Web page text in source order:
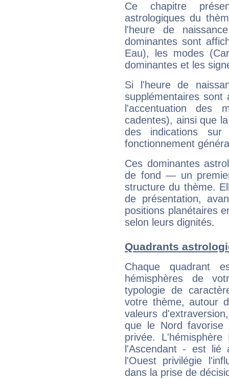
Ce chapitre
astrologiques du
l'heure de
dominantes sont
Eau), les modes
dominantes et les
Si l'heure de
supplémentaires sont
l'accentuation des
cadentes), ainsi que
des indications sur
fonctionnement
Ces dominantes
de fond — un
structure du thème.
de présentation,
positions planétaires
selon leurs dignités.
Quadrants
Chaque quadrant
hémisphères de
typologie de
votre thème, autour
valeurs
que le Nord favorise
privée.
l'Ascendant - est
l'Ouest privilégie
dans la prise de